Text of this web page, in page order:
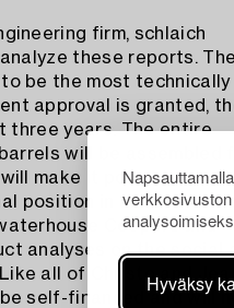
Hyväksy
firm, schlaich
these reports. The
be the most technically
approval is granted,
three years. The entire
will be assembled
make it possible to
position in about two
Coopers and
analyses on the social
all of Christo and
self-financed and will